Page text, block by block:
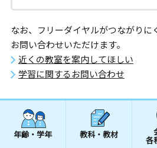
なお、フリーダイヤルがつながりに
お問い合わせいただけます。
近くの教室を案内してほしい
学習に関するお問い合わせ
年齢・学年 教科・教材
各